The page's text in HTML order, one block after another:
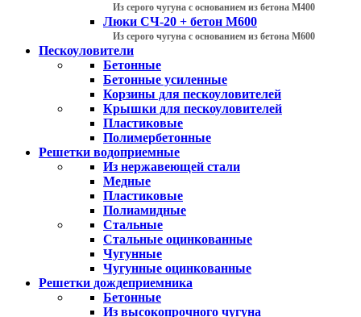
Из серого чугуна с основанием из бетона М400
Люки СЧ-20 + бетон М600
Из серого чугуна с основанием из бетона М600
Пескоуловители
Бетонные
Бетонные усиленные
Корзины для пескоуловителей
Крышки для пескоуловителей
Пластиковые
Полимербетонные
Решетки водоприемные
Из нержавеющей стали
Медные
Пластиковые
Полиамидные
Стальные
Стальные оцинкованные
Чугунные
Чугунные оцинкованные
Решетки дождеприемника
Бетонные
Из высокопрочного чугуна